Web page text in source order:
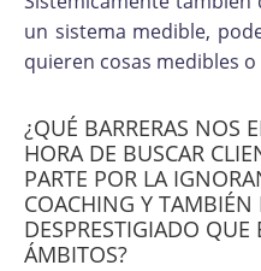
un sistema medible,
quieren cosas medibles
¿QUÉ BARRERAS NOS
HORA DE BUSCAR
PARTE POR LA
COACHING Y TAMBIÉN
DESPRESTIGIADO
ÁMBITOS?